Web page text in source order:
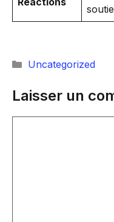
Catégories
Uncategorized
Laisser un